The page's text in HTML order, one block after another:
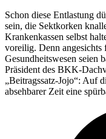
Schon diese Entlastung
sein, die Sektkorken
Krankenkassen selbst
voreilig. Denn angesichts
Gesundheitswesen seien
Präsident des BKK-
„Beitragssatz-Jojo“: Auf
absehbarer Zeit eine